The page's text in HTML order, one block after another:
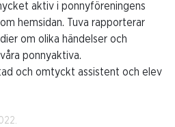
aktiv i ponnyföreningens
hemsidan. Tuva rapporterar
om olika händelser och
ponnyaktiva.
och omtyckt assistent och elev